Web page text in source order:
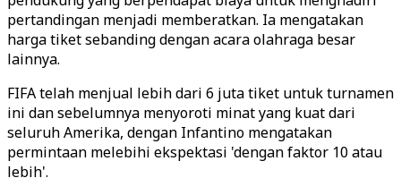
pertandingan menjadi memberatkan. Ia mengatakan
harga tiket sebanding dengan acara olahraga besar
lainnya.
FIFA telah menjual lebih dari 6 juta tiket untuk turnamen
ini dan sebelumnya menyoroti minat yang kuat dari
seluruh Amerika, dengan Infantino mengatakan
permintaan melebihi ekspektasi 'dengan faktor 10 atau
lebih'.